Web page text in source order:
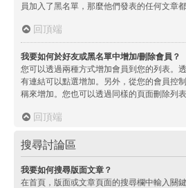
員加入了黑名單，那麼他們發表的任何文章都
回頂端
我要如何於好友或黑名單中增加/刪除會員？
您可以透過兩種方式增加會員到您的列表。
有連結可以點選增加。另外，從您的會員控
稱來增加。您也可以透過同樣的頁面刪除列表
回頂端
搜尋討論區
我要如何搜尋版面文章？
在首頁，版面或文章頁面的搜尋欄中輸入關